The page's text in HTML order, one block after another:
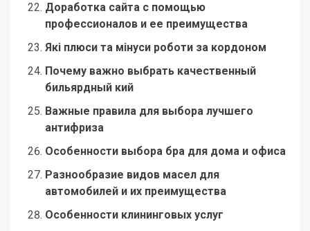
Доработка сайта с помощью
профессионалов и ее преимущества
Які плюси та мінуси роботи за кордоном
Почему важно выбрать качественный
бильярдный кий
Важные правила для выбора лучшего
антифриза
Особенности выбора бра для дома и офиса
Разнообразие видов масел для
автомобилей и их преимущества
Особенности клининговых услуг